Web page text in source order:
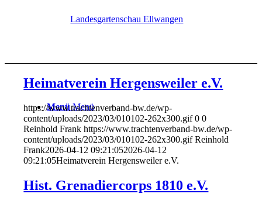
Landesgartenschau Ellwangen
Menü Menü
Heimatverein Hergensweiler e.V.
https://www.trachtenverband-bw.de/wp-
content/uploads/2023/03/010102-262x300.gif 0 0
Reinhold Frank https://www.trachtenverband-bw.de/wp-
content/uploads/2023/03/010102-262x300.gif Reinhold
Frank2026-04-12 09:21:052026-04-12
09:21:05Heimatverein Hergensweiler e.V.
Hist. Grenadiercorps 1810 e.V.